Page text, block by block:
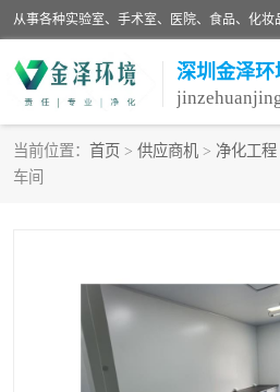
深圳金泽环
当前位置： 首页 > 供应商机 > 净化工程
车间
耗材
手术室净化
医药车间净化